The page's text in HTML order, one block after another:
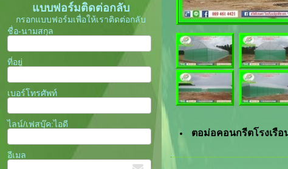
แบบฟอร์มติดต่อกลับ
กรอกแบบฟอร์มเพื่อให้เราติดต่อกลับ
ชื่อ-นามสกุล
ที่อยู่
เบอร์โทรศัพท์
ไลน์/เฟสบุ๊ค:ไอดี
อีเมล
ตอม่อคอนกรีตโรงเรือ